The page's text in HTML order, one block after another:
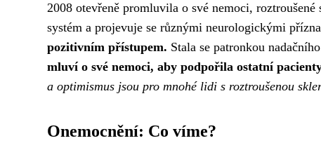
2008 otevřeně promluvila o své nemoci,
systém a projevuje se různými neurologickými
pozitivním přístupem. Stala se patronkou
mluví o své nemoci, aby podpořila ostatní
a optimismus jsou pro mnohé lidi s roztroušenou
Onemocnění: Co víme?